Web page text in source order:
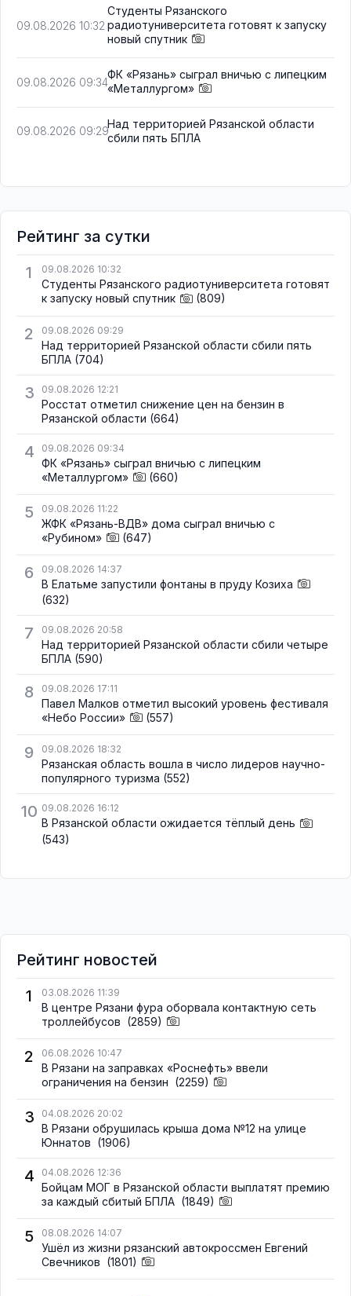
09.08.2026 10:32
Студенты Рязанского
радиотуниверситета готовят к запуску
новый спутник
09.08.2026 09:34
ФК «Рязань» сыграл вничью с липецким
«Металлургом»
09.08.2026 09:29
Над территорией Рязанской области
сбили пять БПЛА
Рейтинг за сутки
1
09.08.2026 10:32
Студенты Рязанского радиотуниверситета готовят
к запуску новый спутник
(809)
2 09.08.2026 09:29
Над территорией Рязанской области сбили пять
БПЛА (704)
3 09.08.2026 12:21
Росстат отметил снижение цен на бензин в
Рязанской области (664)
4 09.08.2026 09:34
ФК «Рязань» сыграл вничью с липецким
«Металлургом»
(660)
5 09.08.2026 11:22
ЖФК «Рязань-ВДВ» дома сыграл вничью с
«Рубином»
(647)
6 09.08.2026 14:37
В Елатьме запустили фонтаны в пруду Козиха
(632)
7 09.08.2026 20:58
Над территорией Рязанской области сбили четыре
БПЛА (590)
8 09.08.2026 17:11
Павел Малков отметил высокий уровень фестиваля
«Небо России»
(557)
9 09.08.2026 18:32
Рязанская область вошла в число лидеров научно-
популярного туризма (552)
10 09.08.2026 16:12
В Рязанской области ожидается тёплый день
(543)
Рейтинг новостей
1
03.08.2026 11:39
В центре Рязани фура оборвала контактную сеть
троллейбусов (2859)
2 06.08.2026 10:47
В Рязани на заправках «Роснефть» ввели
ограничения на бензин (2259)
3 04.08.2026 20:02
В Рязани обрушилась крыша дома №12 на улице
Юннатов (1906)
4 04.08.2026 12:36
Бойцам МОГ в Рязанской области выплатят премию
за каждый сбитый БПЛА (1849)
5 08.08.2026 14:07
Ушёл из жизни рязанский автокроссмен Евгений
Свечников (1801)